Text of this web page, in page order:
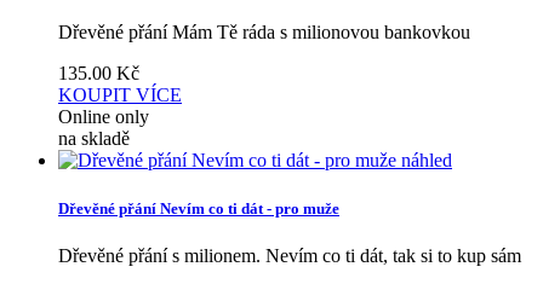
Dřevěné přání Mám Tě ráda s milionovou bankovkou
135.00 Kč
KOUPIT VÍCE
Online only
na skladě
náhled
Dřevěné přání Nevím co ti dát - pro muže
Dřevěné přání s milionem. Nevím co ti dát, tak si to kup sám